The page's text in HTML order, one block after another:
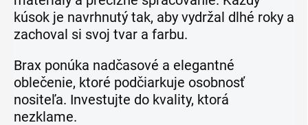
kúsok je navrhnutý tak, aby vydržal dlhé roky a
zachoval si svoj tvar a farbu.
Brax ponúka nadčasové a elegantné
oblečenie, ktoré podčiarkuje osobnosť
nositeľa. Investujte do kvality, ktorá
nezklame.